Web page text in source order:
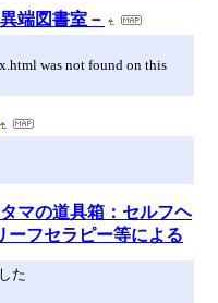
端図書室－
was not found on this
マの道具箱：セルフヘ
ーフセラピー等による
た